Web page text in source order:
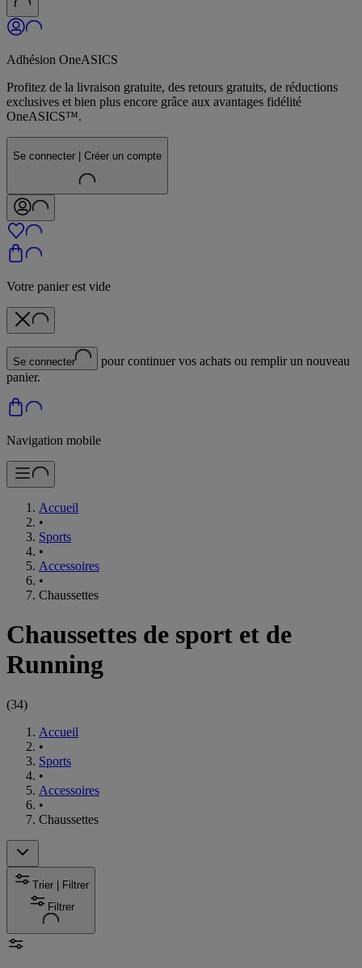
Adhésion OneASICS
Profitez de la livraison gratuite, des retours gratuits, de réductions
exclusives et bien plus encore grâce aux avantages fidélité
OneASICS™.
Se connecter | Créer un compte
Votre panier est vide
Se connecter
pour continuer vos achats ou remplir un nouveau
panier.
Navigation mobile
Accueil
•
Sports
•
Accessoires
•
Chaussettes
Chaussettes de sport et de
Running
(34)
Accueil
•
Sports
•
Accessoires
•
Chaussettes
Trier | Filtrer
Filtrer